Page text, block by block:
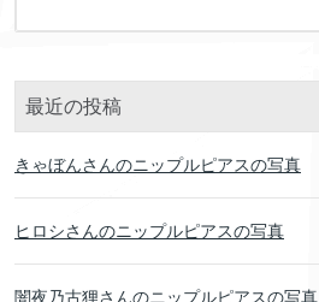
最近の投稿
きゃぼんさんのニップルピアスの写真
ヒロシさんのニップルピアスの写真
闇夜乃古狸さんのニップルピアスの写真